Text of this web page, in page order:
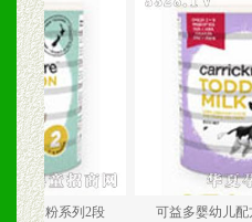
配方奶粉系列2段 可益多婴幼儿